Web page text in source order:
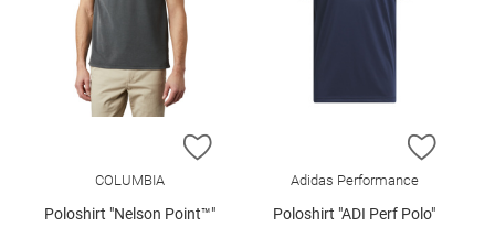
ZUR WUNSCHLISTE HINZUFÜGEN
COLUMBIA
Poloshirt "Nelson Point™"
ZUR
Adidas Performance
Poloshirt "ADI Perf Polo"